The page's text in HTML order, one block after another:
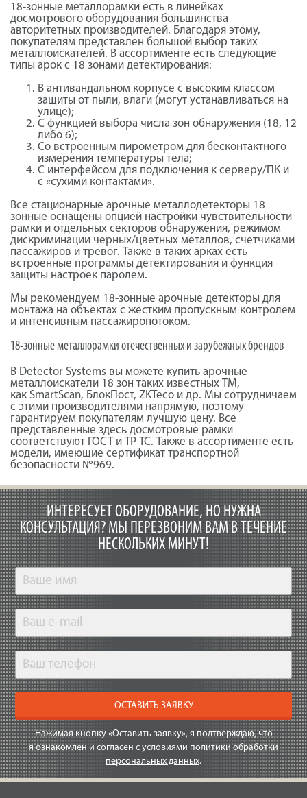
18-зонные металлорамки есть в линейках
досмотрового оборудования большинства
авторитетных производителей. Благодаря этому,
покупателям представлен большой выбор таких
металлоискателей. В ассортименте есть следующие
типы арок с 18 зонами детектирования:
В антивандальном корпусе с высоким классом
защиты от пыли, влаги (могут устанавливаться на
улице);
С функцией выбора числа зон обнаружения (18, 12
либо 6);
Со встроенным пирометром для бесконтактного
измерения температуры тела;
С интерфейсом для подключения к серверу/ПК и
с «сухими контактами».
Все стационарные арочные металлодетекторы 18
зонные оснащены опцией настройки чувствительности
рамки и отдельных секторов обнаружения, режимом
дискриминации черных/цветных металлов, счетчиками
пассажиров и тревог. Также в таких арках есть
встроенные программы детектирования и функция
защиты настроек паролем.
Мы рекомендуем 18-зонные арочные детекторы для
монтажа на объектах с жестким пропускным контролем
и интенсивным пассажиропотоком.
18-зонныеметаллорамки отечественных и зарубежных брендов
В Detector Systems вы можете купить арочные
металлоискатели 18 зон таких известных ТМ,
как SmartScan, БлокПост, ZKTeco и др. Мы сотрудничаем
с этими производителями напрямую, поэтому
гарантируем покупателям лучшую цену. Все
представленные здесь досмотровые рамки
соответствуют ГОСТ и ТР ТС. Также в ассортименте есть
модели, имеющие сертификат транспортной
безопасности №969.
ИНТЕРЕСУЕТ ОБОРУДОВАНИЕ, НО НУЖНА
КОНСУЛЬТАЦИЯ? МЫ ПЕРЕЗВОНИМ ВАМ В ТЕЧЕНИЕ
НЕСКОЛЬКИХ МИНУТ!
ОСТАВИТЬ ЗАЯВКУ
Нажимая кнопку «Оставить заявку», я подтверждаю, что
я ознакомлен и согласен с условиями политики обработки
персональных данных.